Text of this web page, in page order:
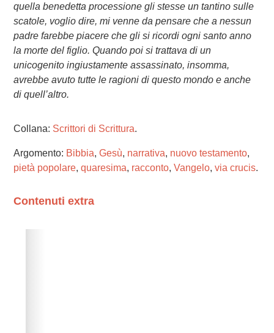
quella benedetta processione gli stesse un tantino sulle
scatole, voglio dire, mi venne da pensare che a nessun
padre farebbe piacere che gli si ricordi ogni santo anno
la morte del figlio. Quando poi si trattava di un
unicogenito ingiustamente assassinato, insomma,
avrebbe avuto tutte le ragioni di questo mondo e anche
di quell’altro.
Collana: Scrittori di Scrittura.
Argomento: Bibbia, Gesù, narrativa, nuovo testamento,
pietà popolare, quaresima, racconto, Vangelo, via crucis.
Contenuti extra